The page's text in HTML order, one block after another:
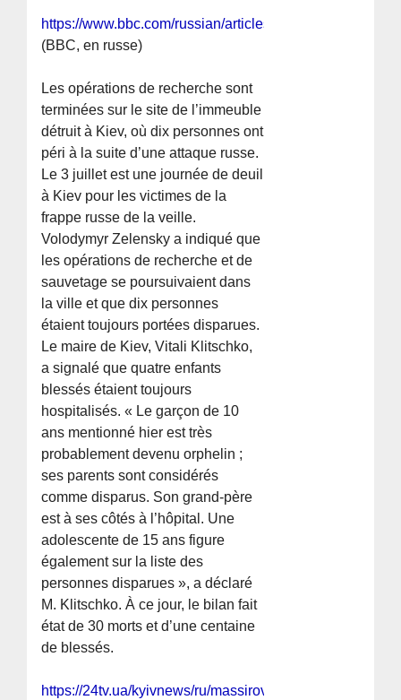
https://www.bbc.com/russian/articles/c4gy45w42y1o
(BBC, en russe)
Les opérations de recherche sont
terminées sur le site de l’immeuble
détruit à Kiev, où dix personnes ont
péri à la suite d’une attaque russe.
Le 3 juillet est une journée de deuil
à Kiev pour les victimes de la
frappe russe de la veille.
Volodymyr Zelensky a indiqué que
les opérations de recherche et de
sauvetage se poursuivaient dans
la ville et que dix personnes
étaient toujours portées disparues.
Le maire de Kiev, Vitali Klitschko,
a signalé que quatre enfants
blessés étaient toujours
hospitalisés. « Le garçon de 10
ans mentionné hier est très
probablement devenu orphelin ;
ses parents sont considérés
comme disparus. Son grand-père
est à ses côtés à l’hôpital. Une
adolescente de 15 ans figure
également sur la liste des
personnes disparues », a déclaré
M. Klitschko. À ce jour, le bilan fait
état de 30 morts et d’une centaine
de blessés.
https://24tv.ua/kyivnews/ru/massirovannaja-